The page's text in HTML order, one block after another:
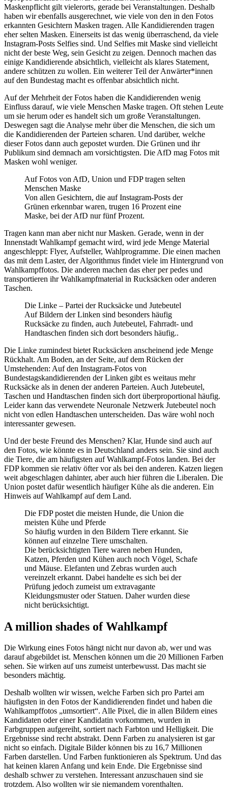
Maskenpflicht gilt vielerorts, gerade bei Veranstaltungen. Deshalb
haben wir ebenfalls ausgerechnet, wie viele von den in den Fotos
erkannten Gesichtern Masken tragen. Alle Kandidierenden tragen
eher selten Masken. Einerseits ist das wenig überraschend, da viele
Instagram-Posts Selfies sind. Und Selfies mit Maske sind vielleicht
nicht der beste Weg, sein Gesicht zu zeigen. Dennoch machen das
einige Kandidierende absichtlich, vielleicht als klares Statement,
andere schützen zu wollen. Ein weiterer Teil der Anwärter*innen
auf den Bundestag macht es offenbar absichtlich nicht.
Auf der Mehrheit der Fotos haben die Kandidierenden wenig
Einfluss darauf, wie viele Menschen Maske tragen. Oft stehen Leute
um sie herum oder es handelt sich um große Veranstaltungen.
Deswegen sagt die Analyse mehr über die Menschen, die sich um
die Kandidierenden der Parteien scharen. Und darüber, welche
dieser Fotos dann auch gepostet wurden. Die Grünen und ihr
Publikum sind demnach am vorsichtigsten. Die AfD mag Fotos mit
Masken wohl weniger.
Auf Fotos von AfD, Union und FDP tragen selten
Menschen Maske
Von allen Gesichtern, die auf Instagram-Posts der
Grünen erkennbar waren, trugen 16 Prozent eine
Maske, bei der AfD nur fünf Prozent.
Tragen kann man aber nicht nur Masken. Gerade, wenn in der
Innenstadt Wahlkampf gemacht wird, wird jede Menge Material
angeschleppt: Flyer, Aufsteller, Wahlprogramme. Die einen machen
das mit dem Laster, der Algorithmus findet viele im Hintergrund von
Wahlkampffotos. Die anderen machen das eher per pedes und
transportieren ihr Wahlkampfmaterial in Rucksäcken oder anderen
Taschen.
Die Linke – Partei der Rucksäcke und Jutebeutel
Auf Bildern der Linken sind besonders häufig
Rucksäcke zu finden, auch Jutebeutel, Fahrradt- und
Handtaschen finden sich dort besonders häufig..
Die Linke zumindest bietet Rucksäcken anscheinend jede Menge
Rückhalt. Am Boden, an der Seite, auf dem Rücken der
Umstehenden: Auf den Instagram-Fotos von
Bundestagskandidierenden der Linken gibt es weitaus mehr
Rucksäcke als in denen der anderen Parteien. Auch Jutebeutel,
Taschen und Handtaschen finden sich dort überproportional häufig.
Leider kann das verwendete Neuronale Netzwerk Jutebeutel noch
nicht von edlen Handtaschen unterscheiden. Das wäre wohl noch
interessanter gewesen.
Und der beste Freund des Menschen? Klar, Hunde sind auch auf
den Fotos, wie könnte es in Deutschland anders sein. Sie sind auch
die Tiere, die am häufigsten auf Wahlkampf-Fotos landen. Bei der
FDP kommen sie relativ öfter vor als bei den anderen. Katzen liegen
weit abgeschlagen dahinter, aber auch hier führen die Liberalen. Die
Union postet dafür wesentlich häufiger Kühe als die anderen. Ein
Hinweis auf Wahlkampf auf dem Land.
Die FDP postet die meisten Hunde, die Union die
meisten Kühe und Pferde
So häufig wurden in den Bildern Tiere erkannt. Sie
können auf einzelne Tiere umschalten.
Die berücksichtigten Tiere waren neben Hunden,
Katzen, Pferden und Kühen auch noch Vögel, Schafe
und Mäuse. Elefanten und Zebras wurden auch
vereinzelt erkannt. Dabei handelte es sich bei der
Prüfung jedoch zumeist um extravagante
Kleidungsmuster oder Statuen. Daher wurden diese
nicht berücksichtigt.
A million shades of Wahlkampf
Die Wirkung eines Fotos hängt nicht nur davon ab, wer und was
darauf abgebildet ist. Menschen können um die 20 Millionen Farben
sehen. Sie wirken auf uns zumeist unterbewusst. Das macht sie
besonders mächtig.
Deshalb wollten wir wissen, welche Farben sich pro Partei am
häufigsten in den Fotos der Kandidierenden findet und haben die
Wahlkampffotos „umsortiert“. Alle Pixel, die in allen Bildern eines
Kandidaten oder einer Kandidatin vorkommen, wurden in
Farbgruppen aufgereiht, sortiert nach Farbton und Helligkeit. Die
Ergebnisse sind recht abstrakt. Denn Farben zu analysieren ist gar
nicht so einfach. Digitale Bilder können bis zu 16,7 Millionen
Farben darstellen. Und Farben funktionieren als Spektrum. Und das
hat keinen klaren Anfang und kein Ende. Die Ergebnisse sind
deshalb schwer zu verstehen. Interessant anzuschauen sind sie
trotzdem. Also wollten wir sie niemandem vorenthalten.